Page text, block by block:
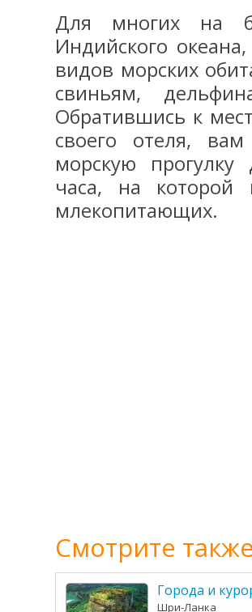
Для многих на
Индийского
видов морских
свиньям,
Обратившись к
своего отеля,
морскую прогулку
часа, на
млекопитающих.
Смотрите
Города и
Шри-Ланка